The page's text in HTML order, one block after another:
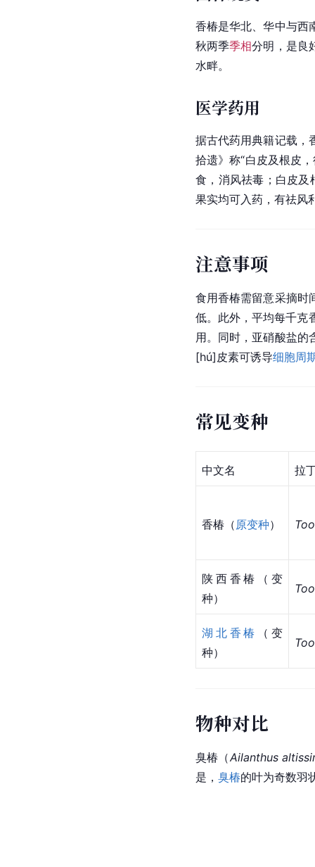
香椿是华北、华中与西
秋两季季相分明，是良
水畔。
医学药用
据古代药用典籍记载，
拾遗》称“白皮及根皮
食，消风祛毒；白皮及
果实均可入药，有祛风
注意事项
食用香椿需留意采摘时
低。此外，平均每千克
用。同时，亚硝酸盐的
[hú]皮素可诱导细胞周
常见变种
中文名 拉
香椿（原变种）
陕西香椿（变
种）
湖北香椿
（变
种）
物种对比
臭椿（Ailanthus
是， 臭椿的叶为奇数羽